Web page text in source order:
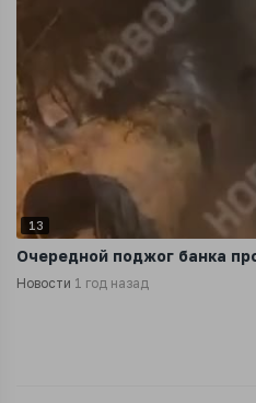
13
Очередной поджог банка
Новости 1 год назад